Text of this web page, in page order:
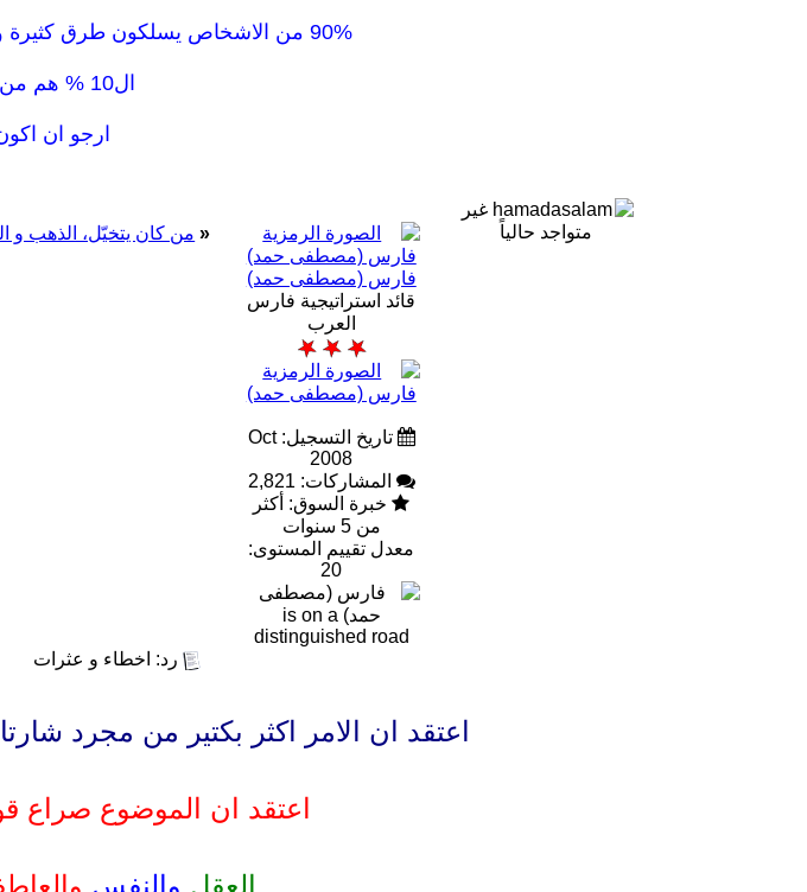
90% من الاشخاص يسلكون طرق كثيرة ولكنها بالتاكيد خاطئة والدليل عدم وصولهم الى اهدافهم ومبتغاهم
ال10 % هم من يسلكون الطريق الصحيح لذلك يصلون
ارجو ان
فارس (مصطفى حمد)
قائد استراتيجية فارس
العرب
تاريخ التسجيل: Oct
2008
المشاركات: 2,821
خبرة السوق: أكثر
من 5 سنوات
معدل تقييم المستوى:
20
رد: اخطاء و عثرات
اعتقد ان الامر اكثر بكتير من مجرد
اعتقد ان الموضوع صراع
« من كان يتخيّل، الذهب و